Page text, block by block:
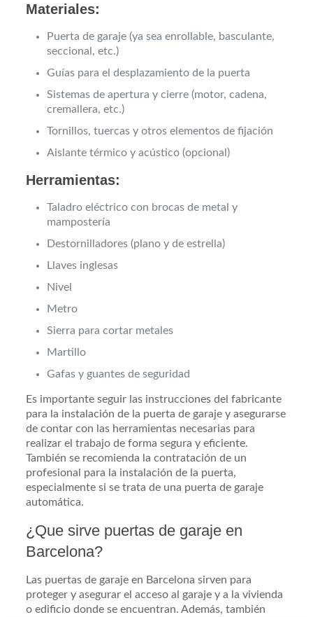
Materiales:
Puerta de garaje (ya sea enrollable, basculante,
seccional, etc.)
Guías para el desplazamiento de la puerta
Sistemas de apertura y cierre (motor, cadena,
cremallera, etc.)
Tornillos, tuercas y otros elementos de fijación
Aislante térmico y acústico (opcional)
Herramientas:
Taladro eléctrico con brocas de metal y
mampostería
Destornilladores (plano y de estrella)
Llaves inglesas
Nivel
Metro
Sierra para cortar metales
Martillo
Gafas y guantes de seguridad
Es importante seguir las instrucciones del fabricante
para la instalación de la puerta de garaje y asegurarse
de contar con las herramientas necesarias para
realizar el trabajo de forma segura y eficiente.
También se recomienda la contratación de un
profesional para la instalación de la puerta,
especialmente si se trata de una puerta de garaje
automática.
¿Que sirve puertas de garaje en
Barcelona?
Las puertas de garaje en Barcelona sirven para
proteger y asegurar el acceso al garaje y a la vivienda
o edificio donde se encuentran. Además, también